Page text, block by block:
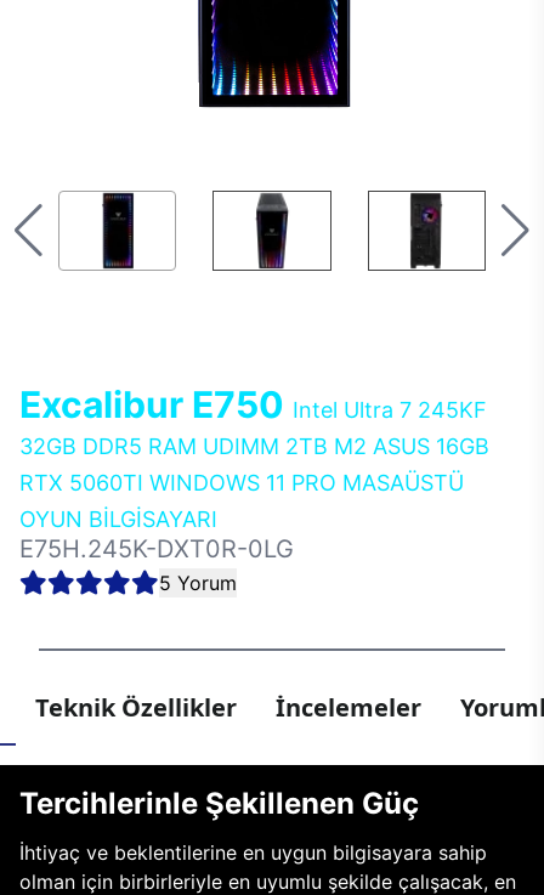
Excalibur E750 Intel Ultra 7 245KF
32GB DDR5 RAM UDIMM 2TB M2 ASUS 16GB
RTX 5060TI WINDOWS 11 PRO MASAÜSTÜ
OYUN BİLGİSAYARI
E75H.245K-DXT0R-0LG
5 Yorum
Teknik Özellikler İncelemeler
Tercihlerinle Şekillenen Güç
İhtiyaç ve beklentilerine en uygun bilgisayara sahip
olman için birbirleriyle en uyumlu şekilde çalışacak, en